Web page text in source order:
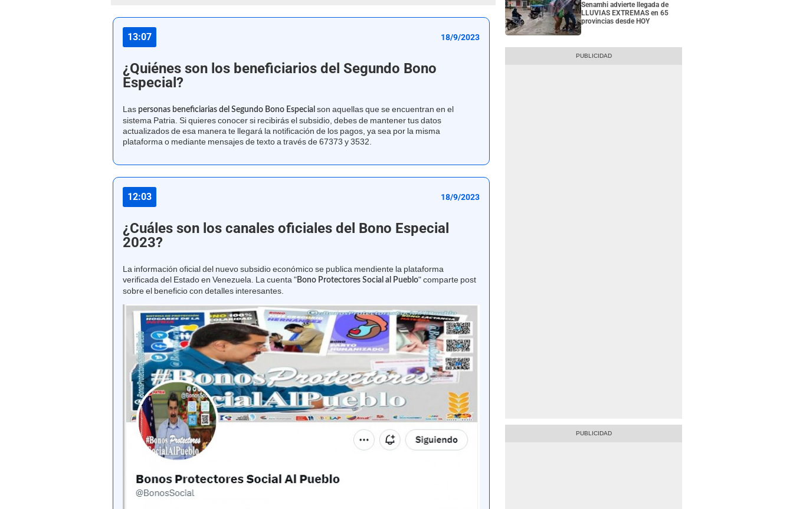
13:07 18/9/2023
¿Quiénes son los beneficiarios del Segundo Bono
Especial?
Las personas beneficiarias del Segundo Bono Especial son aquellas que se encuentran en el
sistema Patria. Si quieres conocer si recibirás el subsidio, debes de mantener tus datos
actualizados de esa manera te llegará la notificación de los pagos, ya sea por la misma
plataforma o mediante mensajes de texto a través de 67373 y 3532.
12:03 18/9/2023
¿Cuáles son los canales oficiales del Bono Especial
2023?
La información oficial del nuevo subsidio económico se publica mendiente la plataforma
verificada del Estado en Venezuela. La cuenta "Bono Protectores Social al Pueblo" comparte post
sobre el beneficio con detalles interesantes.
Senamhi advierte llegada de
LLUVIAS EXTREMAS en 65
provincias desde HOY